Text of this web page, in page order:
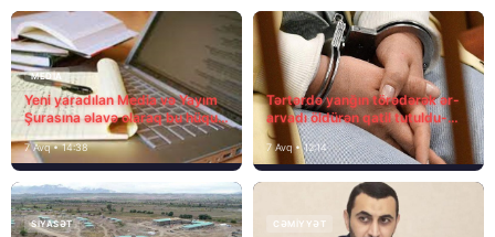
MEDİA
Yeni yaradılan Media və Yayım
Şurasına əlavə olaraq bu hüquq
və vəzifələr də verilib
7 Avq • 14:38
Tərtərdə yanğın törədərək ər-
arvadı öldürən qatil tutuldu-
SON DƏQİQƏ
7 Avq • 12:14
SIYASƏT CƏMIYYƏT